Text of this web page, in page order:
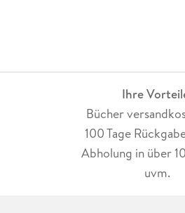
Ihre
Bücher
100 Tage
Abholung in über
uvm.